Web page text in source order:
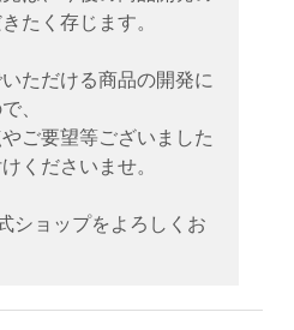
たく存じます。
ただける商品の開発に
、
ご要望等ございました
くださいませ。
ショップをよろしくお